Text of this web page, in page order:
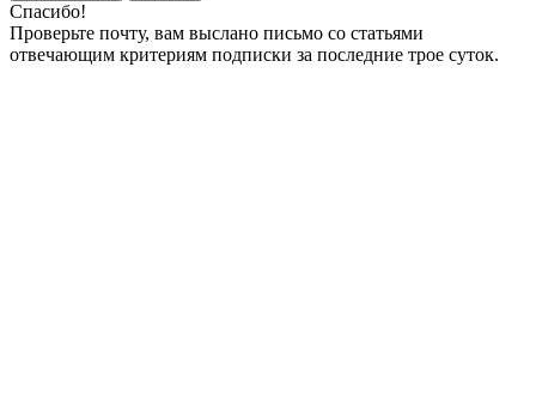
Спасибо!
Проверьте почту, вам выслано письмо со статьями
отвечающим критериям подписки за последние трое суток.